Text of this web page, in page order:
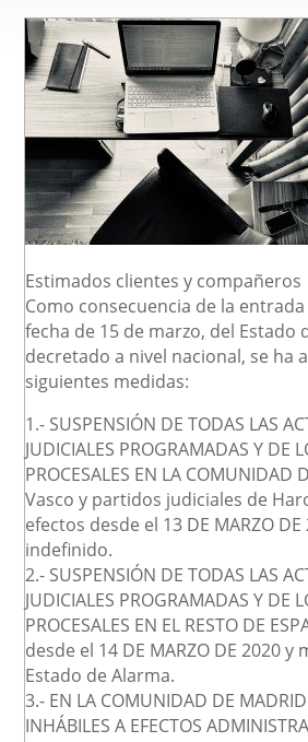
Estimados clientes y compañeros
Como consecuencia de la
fecha de 15 de marzo, del Estado
decretado a nivel nacional, se ha
siguientes medidas:
1.- SUSPENSIÓN DE TODAS LAS
JUDICIALES PROGRAMADAS Y DE
PROCESALES EN LA COMUNIDAD
Vasco y partidos judiciales de
efectos desde el 13 DE MARZO
indefinido.
2.- SUSPENSIÓN DE TODAS LAS
JUDICIALES PROGRAMADAS Y DE
PROCESALES EN EL RESTO DE
desde el 14 DE MARZO DE 2020
Estado de Alarma.
3.- EN LA COMUNIDAD DE
INHÁBILES A EFECTOS